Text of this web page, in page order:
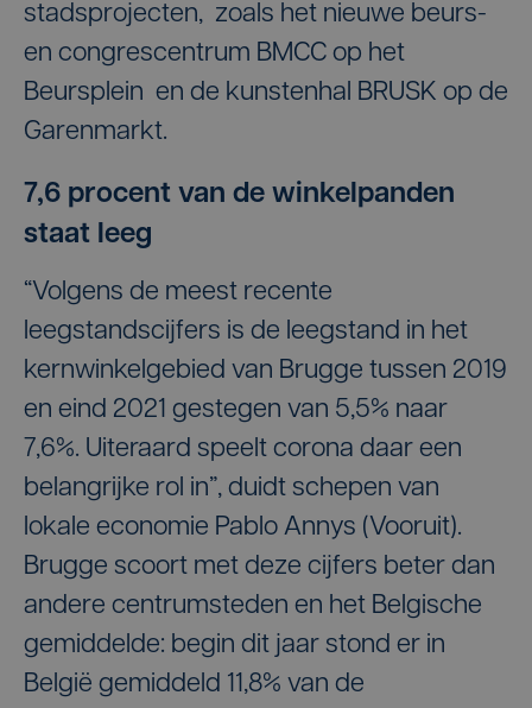
stadsprojecten, zoals het nieuwe beurs-
en congrescentrum BMCC op het
Beursplein en de kunstenhal BRUSK op de
Garenmarkt.
7,6 procent van de winkelpanden
staat leeg
“Volgens de meest recente
leegstandscijfers is de leegstand in het
kernwinkelgebied van Brugge tussen 2019
en eind 2021 gestegen van 5,5% naar
7,6%. Uiteraard speelt corona daar een
belangrijke rol in”, duidt schepen van
lokale economie Pablo Annys (Vooruit).
Brugge scoort met deze cijfers beter dan
andere centrumsteden en het Belgische
gemiddelde: begin dit jaar stond er in
België gemiddeld 11,8% van de